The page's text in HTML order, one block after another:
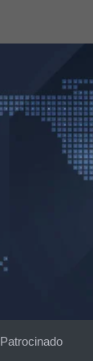
Patrocinado